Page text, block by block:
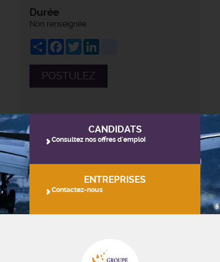
Durée
Non renseignée
ShareFacebook
Twitter
POSTULEZ
CANDIDATS
Consultez nos offres d'emploi
ENTREPRISES
Contactez-nous